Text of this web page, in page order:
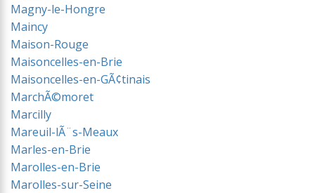
Magny-le-Hongre
Maincy
Maison-Rouge
Maisoncelles-en-Brie
Maisoncelles-en-GÃ¢tinais
MarchÃ©moret
Marcilly
Mareuil-lÃ¨s-Meaux
Marles-en-Brie
Marolles-en-Brie
Marolles-sur-Seine